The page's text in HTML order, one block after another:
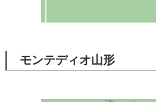
モンテディオ山形